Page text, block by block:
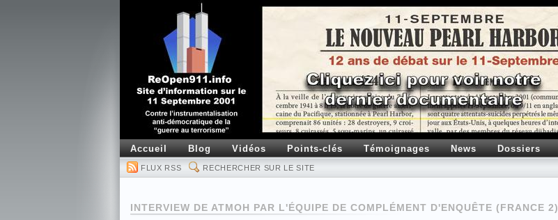
Accueil Blog Vidéos Points-clés Témoignages News Dossiers
FLUX RSS RECHERCHER SUR LE SITE
INTERVIEW DE ATMOH PAR L'ÉQUIPE DE COMPLÉMENT D'ENQUÊTE (FRANCE 2)